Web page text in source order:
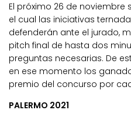
El próximo 26 de noviembre
el cual las iniciativas
defenderán ante el jurado,
pitch final de hasta dos
preguntas necesarias. De
en ese momento los
premio del concurso por
PALERMO 2021